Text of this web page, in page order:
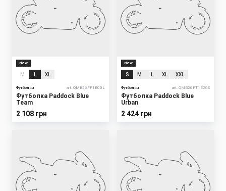
New
M XL
Футболки art. QMB26FF1E00L
Футболка Paddock Blue
Team
2 108 грн
New
S M XL XXL
Футболки art. QMB26FT1E20S
Футболка Paddock Blue
Urban
2 424 грн